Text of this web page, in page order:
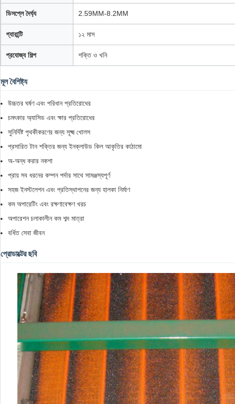
ডিসপ্লে দৈর্ঘ্য 2.59MM-8.2MM
গ্যারান্টি ১২ মাস
প্রযোজ্য শিল্প শক্তি ও খনি
মূল বৈশিষ্ট্য
উচ্চতর ঘর্ষণ এবং পরিধান প্রতিরোধের
চমৎকার অ্যাসিড এবং ক্ষার প্রতিরোধের
সুনির্দিষ্ট পৃথকীকরণের জন্য সূক্ষ্ম খোলস
প্রসারিত টান শক্তির জন্য ইনক্লাউড কিল আকৃতির কাঠামো
অ-অন্ধ করার নকশা
প্রায় সব ধরনের কম্পন পর্দার সাথে সামঞ্জস্যপূর্ণ
সহজ ইনস্টলেশন এবং প্রতিস্থাপনের জন্য হালকা নির্মাণ
কম অপারেটিং এবং রক্ষণাবেক্ষণ খরচ
অপারেশন চলাকালীন কম শব্দ মাত্রা
বর্ধিত সেবা জীবন
প্রোডাক্টের ছবি